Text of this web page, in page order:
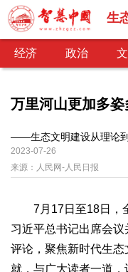
生
经济 政治
经济
经济观察
经济转型
供给侧改革
政治
深化改革 依法治国
网文推荐
万里河山更加多姿
——生态文明建设从理论
2023-07-26
来源： 人民网-人民日报
7月17日至18日，全
习近平总书记出席会
评论，聚焦新时代生
就，与广大读者一道